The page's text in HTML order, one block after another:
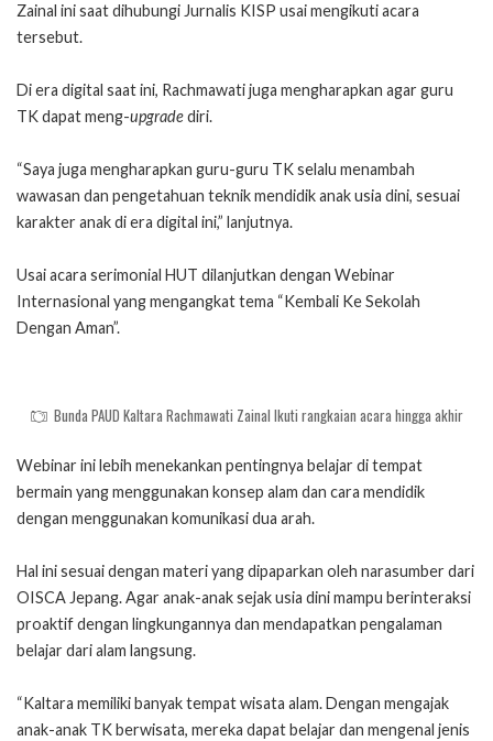
Zainal ini saat dihubungi Jurnalis KISP usai mengikuti acara
tersebut.
Di era digital saat ini, Rachmawati juga mengharapkan agar guru
TK dapat meng-upgradediri.
“Saya juga mengharapkan guru-guru TK selalu menambah
wawasan dan pengetahuan teknik mendidik anak usia dini, sesuai
karakter anak di era digital ini,” lanjutnya.
Usai acara serimonial HUT dilanjutkan dengan Webinar
Internasional yang mengangkat tema “Kembali Ke Sekolah
Dengan Aman”.
Bunda PAUD Kaltara Rachmawati Zainal Ikuti rangkaian acara hingga akhir
Webinar ini lebih menekankan pentingnya belajar di tempat
bermain yang menggunakan konsep alam dan cara mendidik
dengan menggunakan komunikasi dua arah.
Hal ini sesuai dengan materi yang dipaparkan oleh narasumber dari
OISCA Jepang. Agar anak-anak sejak usia dini mampu berinteraksi
proaktif dengan lingkungannya dan mendapatkan pengalaman
belajar dari alam langsung.
“Kaltara memiliki banyak tempat wisata alam. Dengan mengajak
anak-anak TK berwisata, mereka dapat belajar dan mengenal jenis